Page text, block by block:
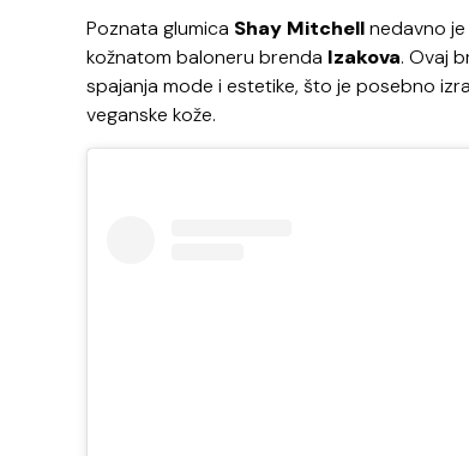
Poznata glumica Shay Mitchellnedavno je
kožnatom baloneru brenda Izakova. Ovaj
spajanja mode i estetike, što je posebno
veganske kože.